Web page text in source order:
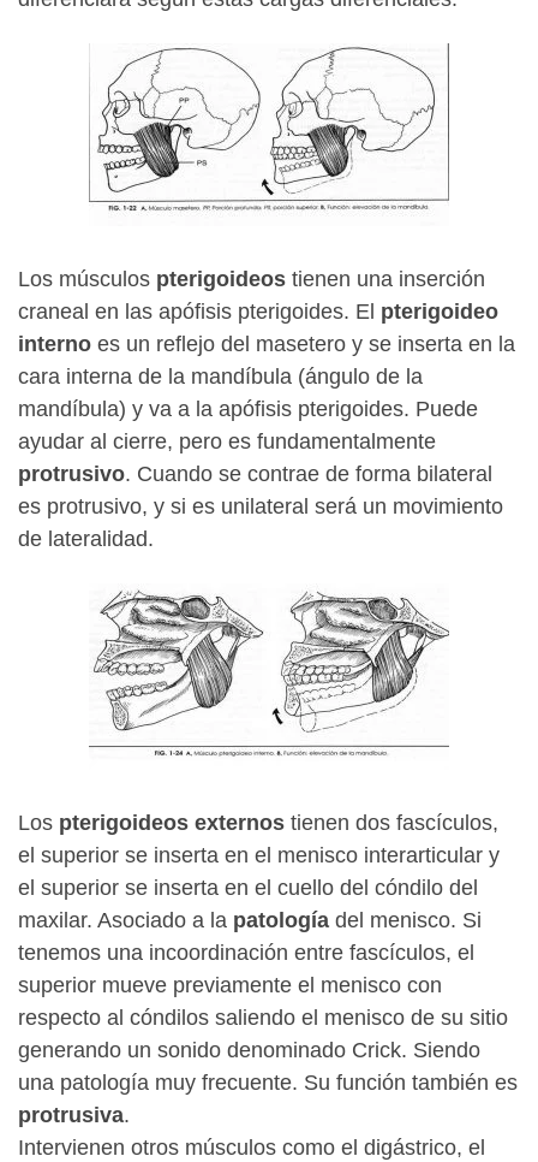
Los músculos pterigoideos tienen una inserción
craneal en las apófisis pterigoides. El pterigoideo
interno es un reflejo del masetero y se inserta en la
cara interna de la mandíbula (ángulo de la
mandíbula) y va a la apófisis pterigoides. Puede
ayudar al cierre, pero es fundamentalmente
protrusivo. Cuando se contrae de forma bilateral
es protrusivo, y si es unilateral será un movimiento
de lateralidad.
Los pterigoideos externos tienen dos fascículos,
el superior se inserta en el menisco interarticular y
el superior se inserta en el cuello del cóndilo del
maxilar. Asociado a la patología del menisco. Si
tenemos una incoordinación entre fascículos, el
superior mueve previamente el menisco con
respecto al cóndilos saliendo el menisco de su sitio
generando un sonido denominado Crick. Siendo
una patología muy frecuente. Su función también es
protrusiva.
Intervienen otros músculos como el digástrico, el